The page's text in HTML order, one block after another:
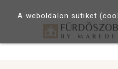
A weboldalon sütiket